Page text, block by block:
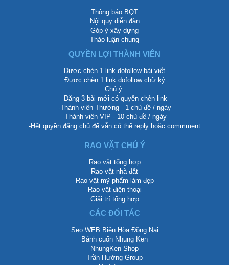
Thông báo BQT
Nội quy diễn đàn
Góp ý xây dựng
Thảo luận chung
QUYỀN LỢI THÀNH VIÊN
Được chèn 1 link dofollow bài viết
Được chèn 1 link dofollow chữ ký
Chú ý:
-Đăng 3 bài mới có quyền chèn link
-Thành viên Thường - 1 chủ đề / ngày
-Thành viên VIP - 10 chủ đề / ngày
-Hết quyền đăng chủ để vẫn có thể reply hoặc commment
RAO VẶT CHÚ Ý
Rao vặt tổng hợp
Rao vặt nhà đất
Rao vặt mỹ phẩm làm đẹp
Rao vặt điện thoại
Giải trí tổng hợp
CÁC ĐỐI TÁC
Seo WEB Biên Hòa Đồng Nai
Bánh cuốn Nhung Ken
NhungKen Shop
Trần Hướng Group